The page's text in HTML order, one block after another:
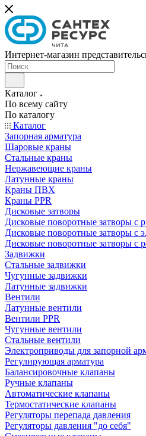
Интернет-магазин
Каталог
По всему сайту
По каталогу
Каталог
Запорная арматура
Шаровые краны
Стальные краны
Нержавеющие краны
Латунные краны
Краны ПВХ
Краны PPR
Дисковые затворы
Дисковые поворотные затворы с
Дисковые поворотные затворы с
Дисковые поворотные затворы с
Задвижки
Стальные задвижки
Чугунные задвижки
Латунные задвижки
Вентили
Латунные вентили
Вентили PPR
Чугунные вентили
Стальные вентили
Электроприводы для запорной
Регулирующая арматура
Балансировочные клапаны
Ручные клапаны
Автоматические клапаны
Термостатические клапаны
Регуляторы перепада давления
Регуляторы давления "до себя"